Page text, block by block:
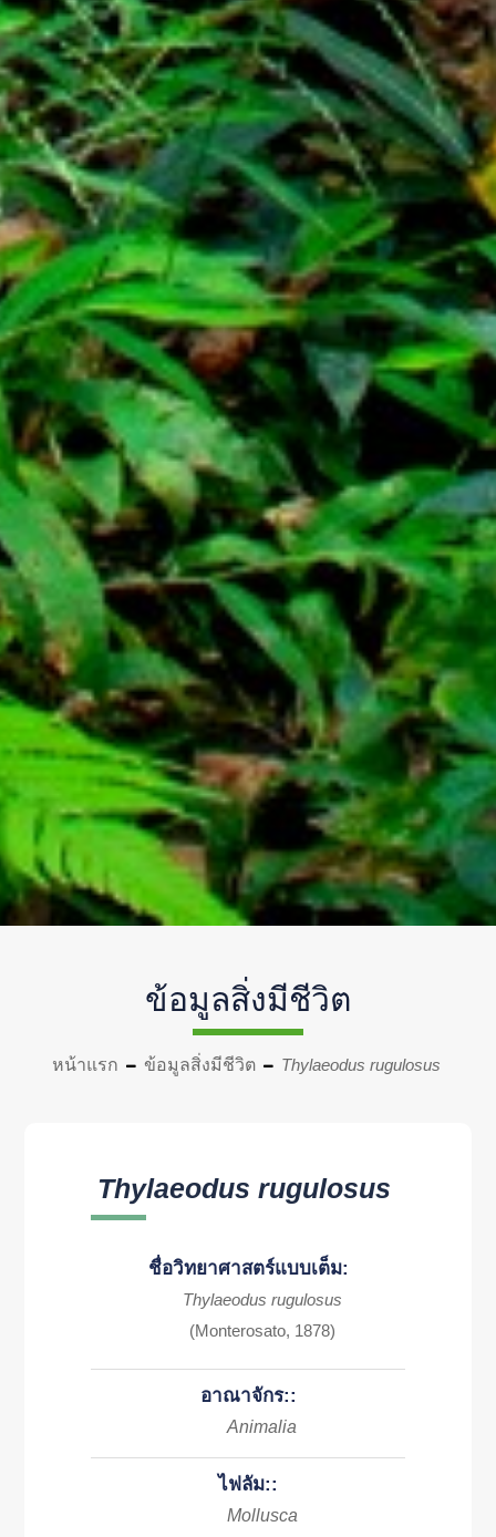
ข้อมูลสิ่งมีชีวิต
หน้าแรก ข้อมูลสิ่งมีชีวิต Thylaeodus rugulosus
Thylaeodus rugulosus
ชื่อวิทยาศาสตร์แบบเต็ม:
Thylaeodus rugulosus
(Monterosato, 1878)
อาณาจักร::
Animalia
ไฟลัม::
Mollusca